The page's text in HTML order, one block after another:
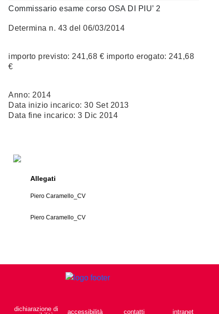
Commissario esame corso OSA DI PIU’ 2
Determina n. 43 del 06/03/2014
importo previsto: 241,68 € importo erogato: 241,68
€
Anno: 2014
Data inizio incarico: 30 Set 2013
Data fine incarico: 3 Dic 2014
Allegati
Piero Caramello_CV
Piero Caramello_CV
dichiarazione di
accessibilità contatti intranet